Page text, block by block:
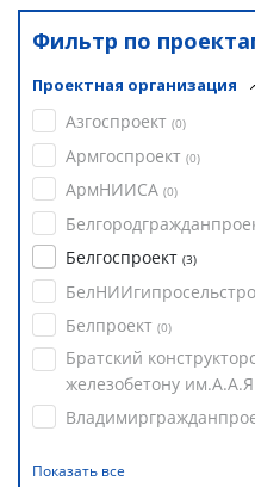
Фильтр по
Проектная организация
Азгоспроект (0)
Армгоспроект (0)
АрмНИИСА (0)
Белгоспроект (3)
Белпроект (0)
Братский
железобетону
Показать все